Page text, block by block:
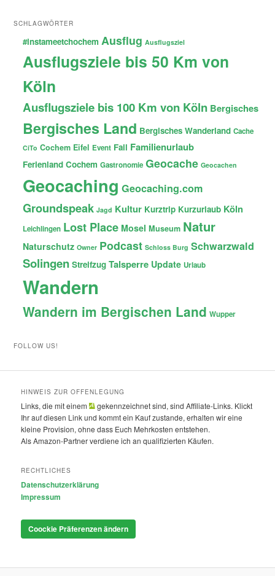
SCHLAGWÖRTER
#instameetchochem Ausflug Ausflugsziel
Ausflugsziele bis 50 Km von
Köln
Ausflugsziele bis 100 Km von Köln Bergisches
Bergisches Land Bergisches Wanderland Cache
CiTo Cochem Eifel Event Fail Familienurlaub
Ferienland Cochem Gastronomie Geocache Geocachen
Geocaching Geocaching.com
Groundspeak Jagd Kultur Kurztrip Kurzurlaub Köln
Leichlingen Lost Place Mosel Museum Natur
Naturschutz Owner Podcast Schloss Burg Schwarzwald
Solingen Streifzug Talsperre Update Urlaub
Wandern
Wandern im Bergischen Land Wupper
FOLLOW US!
HINWEIS ZUR OFFENLEGUNG
Links, die mit einem
gekennzeichnet sind, sind Affiliate-Links. Klickt
Ihr auf diesen Link und kommt ein Kauf zustande, erhalten wir eine
kleine Provision, ohne dass Euch Mehrkosten entstehen.
Als Amazon-Partner verdiene ich an qualifizierten Käufen.
RECHTLICHES
Datenschutzerklärung
Impressum
Coockie Präferenzen ändern